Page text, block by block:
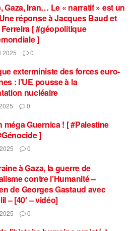
Gaza, Iran… Le « narratif » est un
réponse à Jacques Baud et
[ #géopolitique
]
2025 0
exterministe des forces euro-
: l’UE pousse à la
nucléaire
0
méga Guernica ! [ #Palestine
]
0
à Gaza, la guerre de
contre l’Humanité –
de Georges Gastaud avec
– [40′ – vidéo]
0